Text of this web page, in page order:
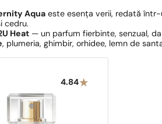
Aqua este esența verii, redată
cedru.
Heat — un parfum fierbinte, senzual,
, plumeria, ghimbir, orhidee, lemn de
4.84